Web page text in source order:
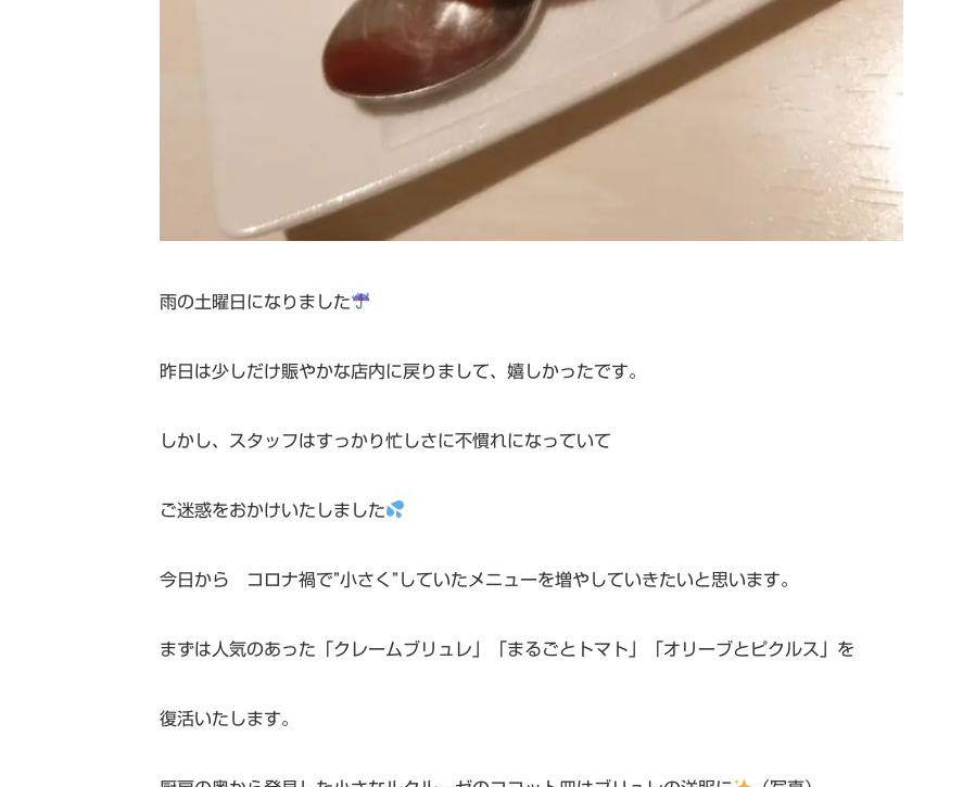
雨の土曜日になりました
昨日は少しだけ賑やかな店内に戻りまして、嬉しかったです。
しかし、スタッフはすっかり忙しさに不慣れになっていて
ご迷惑をおかけいたしました
今日から コロナ禍で”小さく”していたメニューを増やしていきたいと思います。
まずは人気のあった「クレームブリュレ」「まるごとトマト」「オリーブとピクルス」を
復活いたします。